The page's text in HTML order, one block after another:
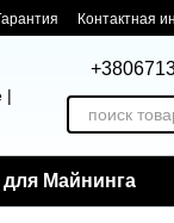
Контактная
Майнинга